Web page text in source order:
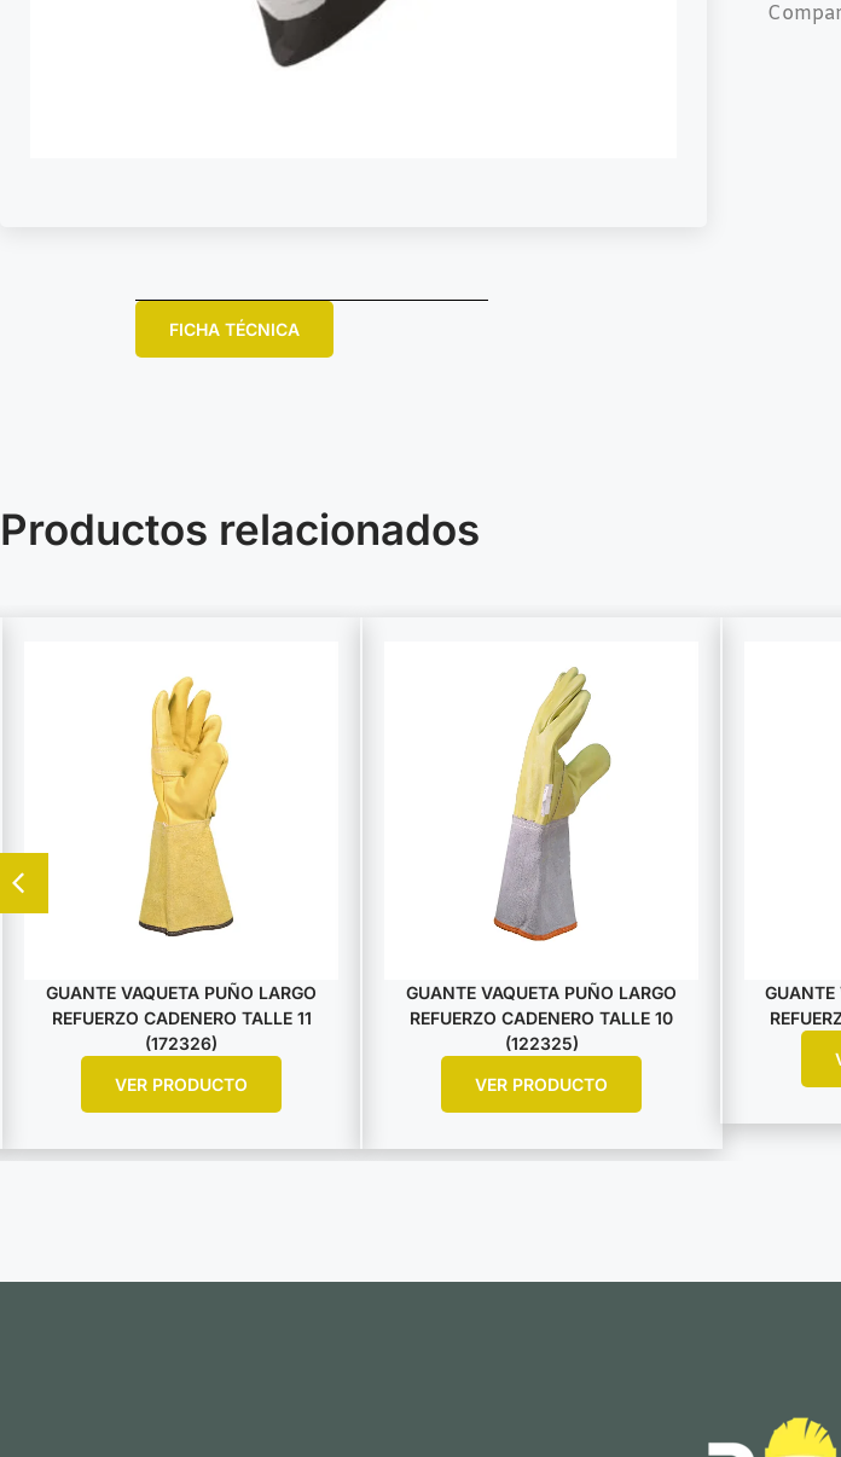
FICHA TÉCNICA
Productos relacionados
GUANTE VAQUETA PUÑO LARGO
REFUERZO CADENERO TALLE 11
(172326)
VER PRODUCTO
GUANTE VAQUETA PUÑO LARGO
REFUERZO CADENERO TALLE 10
(122325)
VER PRODUCTO
GUANTE